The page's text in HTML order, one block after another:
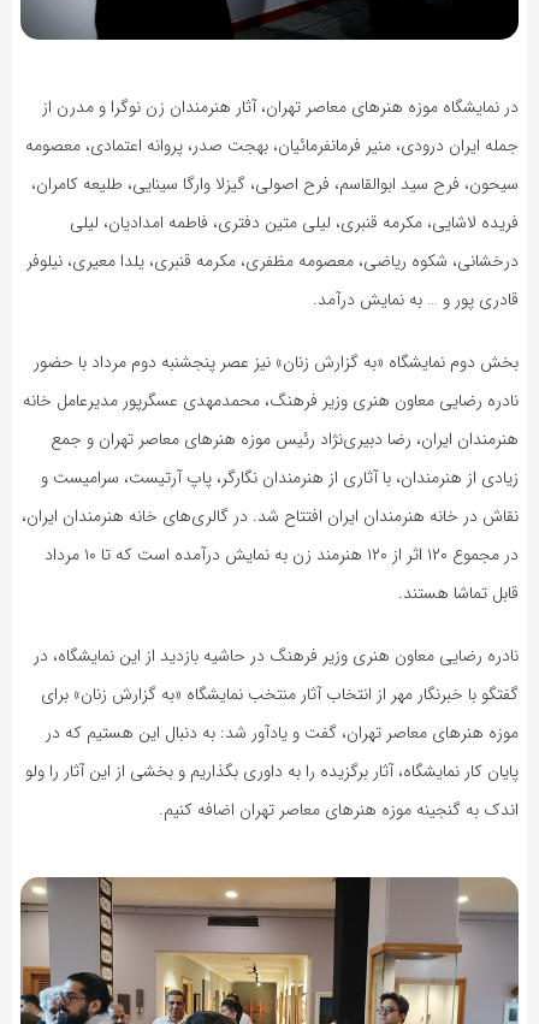
در نمایشگاه موزه هنرهای معاصر تهران، آثار هنرمندان زن نوگرا و مدرن از
جمله ایران درودی، منیر فرمانفرمائیان، بهجت صدر، پروانه اعتمادی، معصومه
سیحون، فرح سید ابوالقاسم، فرح اصولی، گیزلا وارگا سینایی، طلیعه کامران،
فریده لاشایی، مکرمه قنبری، لیلی متین دفتری، فاطمه امدادیان، لیلی
درخشانی، شکوه ریاضی، معصومه مظفری، مکرمه قنبری، یلدا معیری، نیلوفر
قادری پور و … به نمایش درآمد.
بخش دوم نمایشگاه «به گزارش زنان» نیز عصر پنجشنبه دوم مرداد با حضور
نادره رضایی معاون هنری وزیر فرهنگ، محمدمهدی عسگرپور مدیرعامل خانه
هنرمندان ایران، رضا دبیری‌نژاد رئیس موزه هنرهای معاصر تهران و جمع
زیادی از هنرمندان، با آثاری از هنرمندان نگارگر، پاپ آرتیست، سرامیست و
نقاش در خانه هنرمندان ایران افتتاح شد. در گالری‌های خانه هنرمندان ایران،
در مجموع ۱۲۰ اثر از ۱۲۰ هنرمند زن به نمایش درآمده است که تا ۱۰ مرداد
قابل تماشا هستند.
نادره رضایی معاون هنری وزیر فرهنگ در حاشیه بازدید از این نمایشگاه، در
گفتگو با خبرنگار مهر از انتخاب آثار منتخب نمایشگاه «به گزارش زنان» برای
موزه هنرهای معاصر تهران، گفت و یادآور شد: به دنبال این هستیم که در
پایان کار نمایشگاه، آثار برگزیده را به داوری بگذاریم و بخشی از این آثار را ولو
اندک به گنجینه موزه هنرهای معاصر تهران اضافه کنیم.